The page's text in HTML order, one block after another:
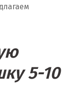
5-10